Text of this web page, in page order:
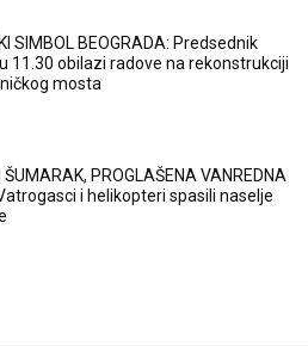
SIMBOL BEOGRADA: Predsednik
11.30 obilazi radove na rekonstrukciji
mosta
PROGLAŠENA VANREDNA
i helikopteri spasili naselje